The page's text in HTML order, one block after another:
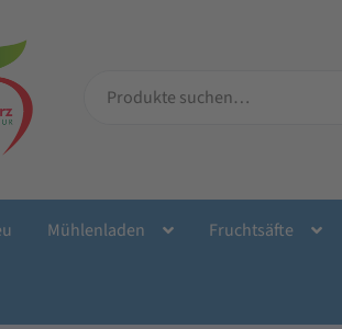
nach:
Mühlenladen Fruchtsäfte